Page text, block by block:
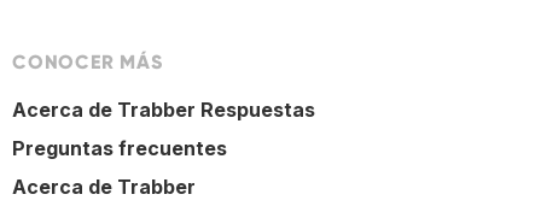
CONOCER MÁS
Acerca de Trabber Respuestas
Preguntas frecuentes
Acerca de Trabber